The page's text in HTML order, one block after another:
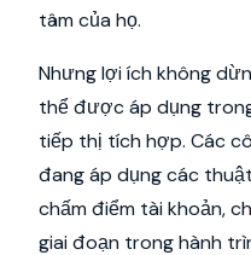
tâm của họ.
Nhưng lợi ích không
thể được áp dụng
tiếp thị tích hợp. Các
đang áp dụng các
chấm điểm tài khoản,
giai đoạn trong hành